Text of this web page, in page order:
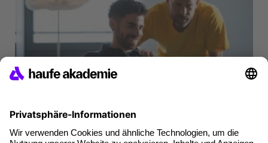
27. Juli 2026
Learning Journey